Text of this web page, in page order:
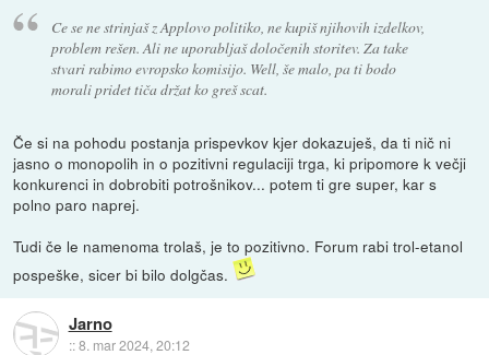
Ce se ne strinjaš z Applovo politiko, ne kupiš njihovih izdelkov,
problem rešen. Ali ne uporabljaš določenih storitev. Za take
stvari rabimo evropsko komisijo. Well, še malo, pa ti bodo
morali pridet tiča držat ko greš scat.
Če si na pohodu postanja prispevkov kjer dokazuješ, da ti nič ni
jasno o monopolih in o pozitivni regulaciji trga, ki pripomore k večji
konkurenci in dobrobiti potrošnikov... potem ti gre super, kar s
polno paro naprej.
Tudi če le namenoma trolaš, je to pozitivno. Forum rabi trol-etanol
pospeške, sicer bi bilo dolgčas.
Jarno
::8. mar 2024, 20:12